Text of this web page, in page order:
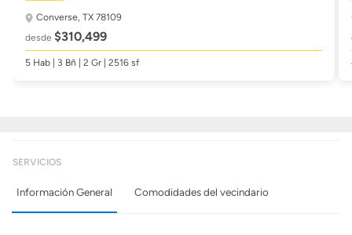
Converse, TX 78109
desde $310,499
5 Hab | 3 Bñ | 2 Gr | 2516 sf
SERVICIOS
Información General Comodidades del vecindario